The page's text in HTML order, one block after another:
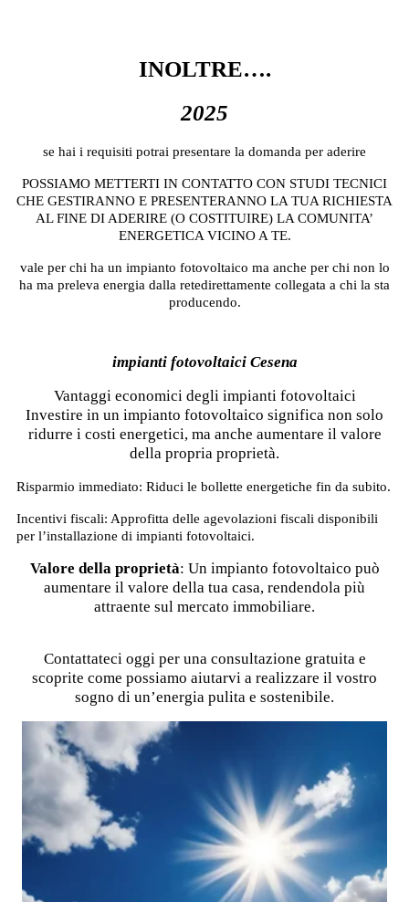
INOLTRE….
2025
se hai i requisiti potrai presentare la domanda per aderire
POSSIAMO METTERTI IN CONTATTO CON STUDI TECNICI
CHE GESTIRANNO E PRESENTERANNO LA TUA RICHIESTA
AL FINE DI ADERIRE (O COSTITUIRE) LA COMUNITA’
ENERGETICA VICINO A TE.
vale per chi ha un impianto fotovoltaico ma anche per chi non lo
ha ma preleva energia dalla retedirettamente collegata a chi la sta
producendo.
impianti fotovoltaici Cesena
Vantaggi economici degli impianti fotovoltaici
Investire in un impianto fotovoltaico significa non solo
ridurre i costi energetici, ma anche aumentare il valore
della propria proprietà.
Risparmio immediato: Riduci le bollette energetiche fin da subito.
Incentivi fiscali: Approfitta delle agevolazioni fiscali disponibili
per l’installazione di impianti fotovoltaici.
Valore della proprietà: Un impianto fotovoltaico può
aumentare il valore della tua casa, rendendola più
attraente sul mercato immobiliare.
Contattateci oggi per una consultazione gratuita e
scoprite come possiamo aiutarvi a realizzare il vostro
sogno di un’energia pulita e sostenibile.